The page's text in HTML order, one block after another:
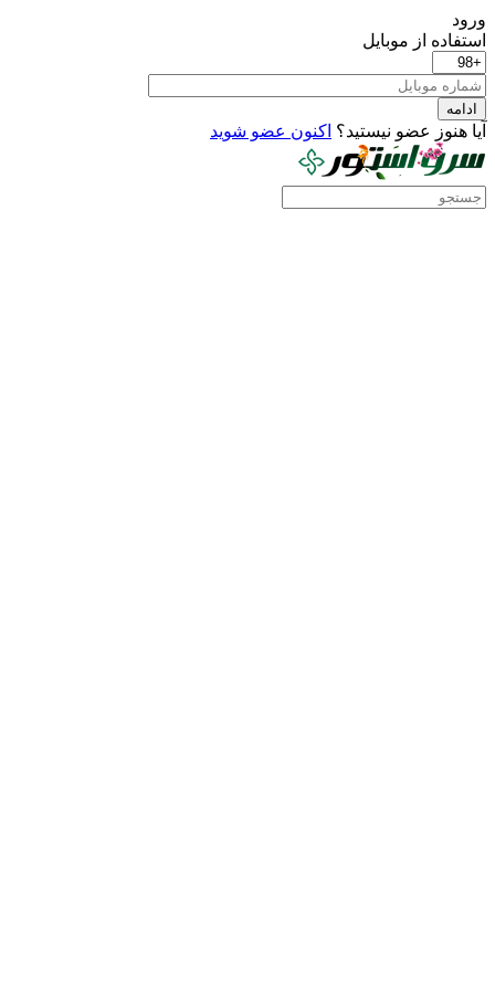
ورود
استفاده از موبایل
ادامه
آیا هنوز عضو نیستید؟ اکنون عضو شوید